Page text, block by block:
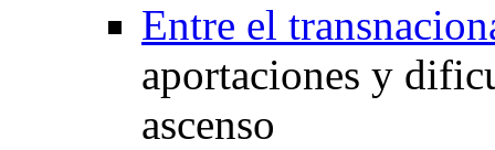
Entre el
aportaciones y
ascenso